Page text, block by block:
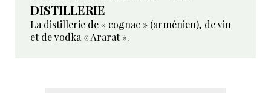
DISTILLERIE
La distillerie de « cognac » (arménien), de vin
et de vodka « Ararat ».